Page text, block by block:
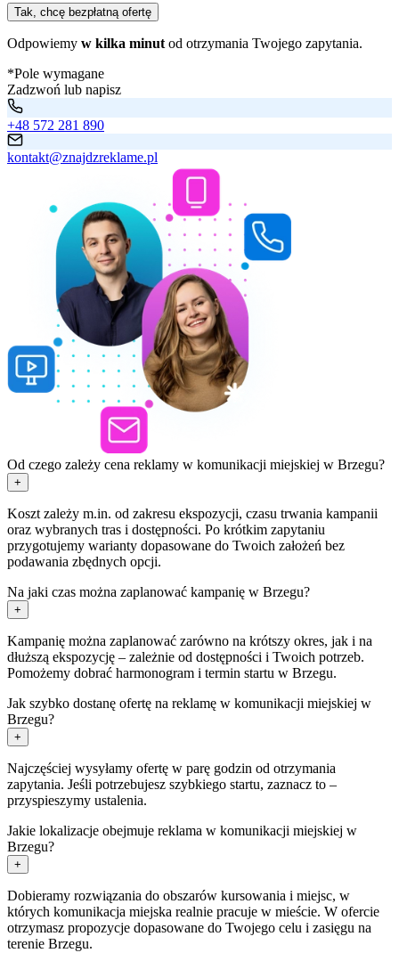
Tak, chcę bezpłatną ofertę
Odpowiemy w kilka minut od otrzymania Twojego zapytania.
*Pole wymagane
Zadzwoń lub napisz
+48 572 281 890
kontakt@znajdzreklame.pl
Od czego zależy cena reklamy w komunikacji miejskiej w Brzegu?
+
Koszt zależy m.in. od zakresu ekspozycji, czasu trwania kampanii
oraz wybranych tras i dostępności. Po krótkim zapytaniu
przygotujemy warianty dopasowane do Twoich założeń bez
podawania zbędnych opcji.
Na jaki czas można zaplanować kampanię w Brzegu?
+
Kampanię można zaplanować zarówno na krótszy okres, jak i na
dłuższą ekspozycję – zależnie od dostępności i Twoich potrzeb.
Pomożemy dobrać harmonogram i termin startu w Brzegu.
Jak szybko dostanę ofertę na reklamę w komunikacji miejskiej w
Brzegu?
+
Najczęściej wysyłamy ofertę w parę godzin od otrzymania
zapytania. Jeśli potrzebujesz szybkiego startu, zaznacz to –
przyspieszymy ustalenia.
Jakie lokalizacje obejmuje reklama w komunikacji miejskiej w
Brzegu?
+
Dobieramy rozwiązania do obszarów kursowania i miejsc, w
których komunikacja miejska realnie pracuje w mieście. W ofercie
otrzymasz propozycje dopasowane do Twojego celu i zasięgu na
terenie Brzegu.